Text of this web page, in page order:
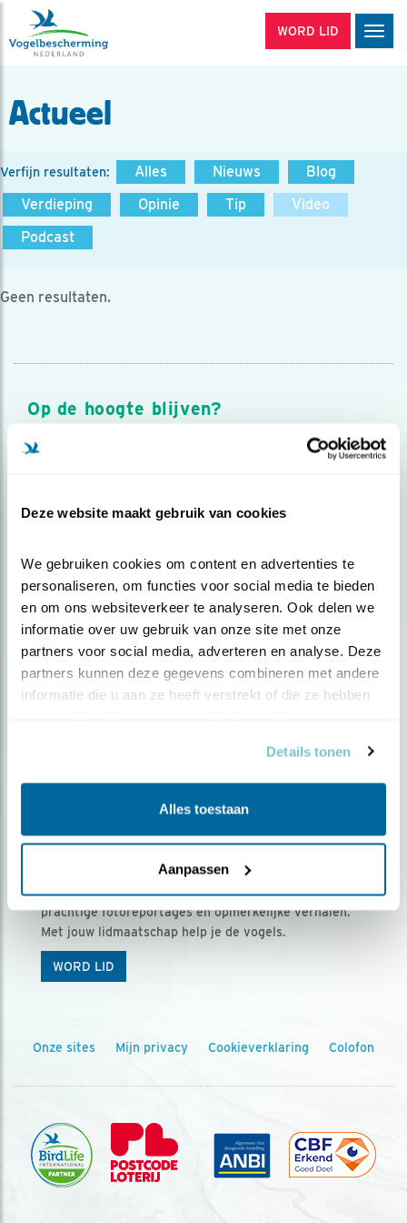
Deze website maakt gebruik van cookies
We gebruiken cookies om content en advertenties te
personaliseren, om functies voor social media te bieden
en om ons websiteverkeer te analyseren. Ook delen we
informatie over uw gebruik van onze site met onze
partners voor social media, adverteren en analyse. Deze
partners kunnen deze gegevens combineren met andere
informatie die u aan ze heeft verstrekt of die ze hebben
Details tonen
Alles toestaan
Aanpassen
WORD LID
Actueel
Verfijn resultaten: Alles Nieuws
Blog
Verdieping
Opinie Tip
Video
Podcast
Geen resultaten.
Op de hoogte blijven?
Meld je aan en ontvang nieuws, inspiratie, acties en tips
over vogels en activiteiten van Vogelbescherming.
Ontvang 5 x Vogels voor € 36,00 per jaar
Vogels is het tijdschrift voor onze leden, met
prachtige fotoreportages en opmerkelijke verhalen.
Met jouw lidmaatschap help je de vogels.
WORD LID
Onze sites Mijn privacy Cookieverklaring Colofon